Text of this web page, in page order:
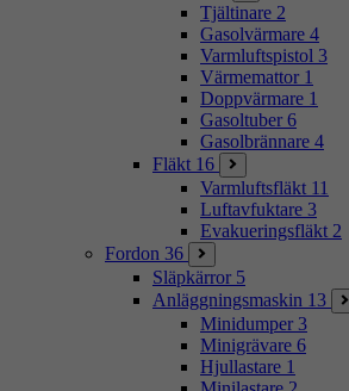
Tjältinare 2
Gasolvärmare 4
Varmluftspistol 3
Värmemattor 1
Doppvärmare 1
Gasoltuber 6
Gasolbrännare 4
Fläkt 16
Varmluftsfläkt 11
Luftavfuktare 3
Evakueringsfläkt 2
Fordon 36
Släpkärror 5
Anläggningsmaskin 13
Minidumper 3
Minigrävare 6
Hjullastare 1